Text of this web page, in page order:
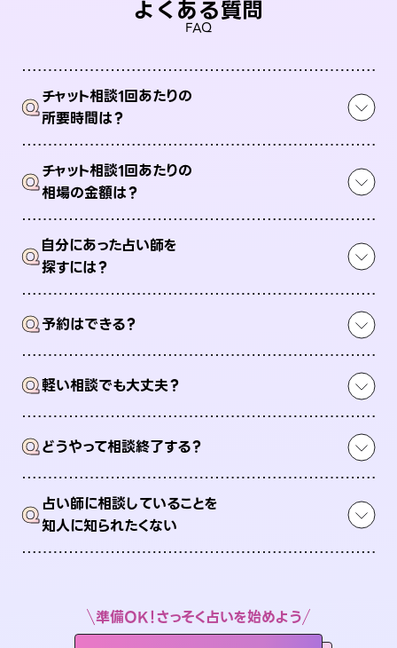
よくある質問
FAQ
Qチャット相談1回あたりの
所要時間は？
Qチャット相談1回あたりの
相場の金額は？
Q自分にあった占い師を
探すには？
Q予約はできる？
Q軽い相談でも大丈夫？
Qどうやって相談終了する？
Q占い師に相談していることを
知人に知られたくない
準備OK！さっそく占いを始めよう